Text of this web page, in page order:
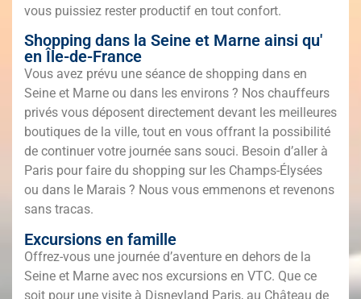
vous puissiez rester productif en tout confort.
Shopping dans la Seine et Marne ainsi qu'
en Île-de-France
Vous avez prévu une séance de shopping dans en
Seine et Marne ou dans les environs ? Nos chauffeurs
privés vous déposent directement devant les meilleures
boutiques de la ville, tout en vous offrant la possibilité
de continuer votre journée sans souci. Besoin d’aller à
Paris pour faire du shopping sur les Champs-Élysées
ou dans le Marais ? Nous vous emmenons et revenons
sans tracas.
Excursions en famille
Offrez-vous une journée d’aventure en dehors de la
Seine et Marne avec nos excursions en VTC. Que ce
soit pour une visite à Disneyland Paris, au Château de